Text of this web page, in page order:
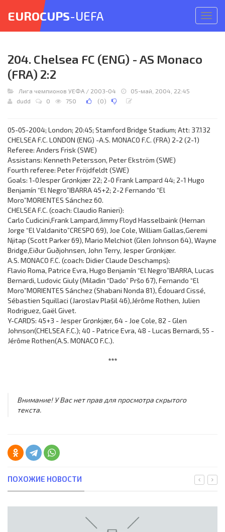
меню
EUROCUPS-UEFA
204. Chelsea FC (ENG) - AS Monaco
(FRA) 2:2
Лига чемпионов УЕФА / 2003-04
05-май, 2004, 22:45
dudd
0 750 (0)
05-05-2004; London; 20:45; Stamford Bridge Stadium; Att: 37.132
CHELSEA F.C. LONDON (ENG) -A.S. MONACO F.C. (FRA) 2-2 (2-1)
Referee: Anders Frisk (SWE)
Assistans: Kenneth Petersson, Peter Ekström (SWE)
Fourth referee: Peter Fröjdfeldt (SWE)
Goals: 1-0Jesper Grønkjær 22; 2-0 Frank Lampard 44; 2-1 Hugo
Benjamín “El Negro”IBARRA 45+2; 2-2 Fernando “El
Moro”MORIENTES Sánchez 60.
CHELSEA F.C. (coach: Claudio Ranieri):
Carlo Cudicini,Frank Lampard,Jimmy Floyd Hasselbaink (Hernan
Jorge “El Valdanito”CRESPO 69), Joe Cole, William Gallas,Geremi
Njitap (Scott Parker 69), Mario Melchiot (Glen Johnson 64), Wayne
Bridge,Eiður Guðjohnsen, John Terry, Jesper Grønkjær.
A.S. MONACO F.C. (coach: Didier Claude Deschamps):
Flavio Roma, Patrice Evra, Hugo Benjamín “El Negro”IBARRA, Lucas
Bernardi, Ludovic Giuly (Miladin “Dado” Pršo 67), Fernando “El
Moro”MORIENTES Sánchez (Shabani Nonda 81), Édouard Cissé,
Sébastien Squillaci (Jaroslav Plašil 46),Jérôme Rothen, Julien
Rodriguez, Gaël Givet.
Y-CARDS: 45+3 - Jesper Grønkjær, 64 - Joe Cole, 82 - Glen
Johnson(CHELSEA F.C.); 40 - Patrice Evra, 48 - Lucas Bernardi, 55 -
Jérôme Rothen(A.S. MONACO F.C.).
***
Внимание! У Вас нет прав для просмотра скрытого
текста.
ПОХОЖИЕ НОВОСТИ